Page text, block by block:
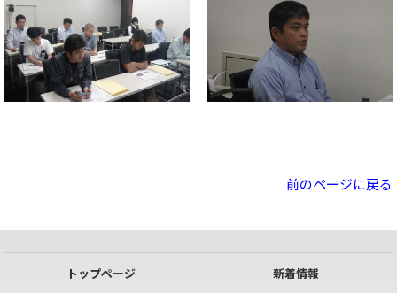
前のページに戻る
トップページ 新着情報